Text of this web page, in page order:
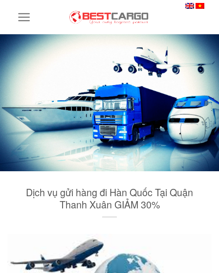
Dịch vụ gửi hàng đi Hàn Quốc Tại Quận
Thanh Xuân GIẢM 30%